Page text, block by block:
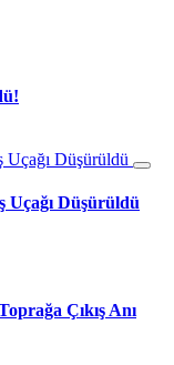
Uçağı Düşürüldü
Çıkış Anı